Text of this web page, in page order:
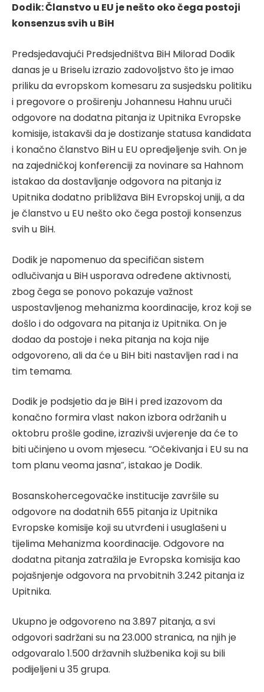
Dodik: Članstvo u EU je nešto oko čega postoji
konsenzus svih u BiH
Predsjedavajući Predsjedništva BiH Milorad Dodik
danas je u Briselu izrazio zadovoljstvo što je imao
priliku da evropskom komesaru za susjedsku politiku
i pregovore o proširenju Johannesu Hahnu uruči
odgovore na dodatna pitanja iz Upitnika Evropske
komisije, istakavši da je dostizanje statusa kandidata
i konačno članstvo BiH u EU opredjeljenje svih. On je
na zajedničkoj konferenciji za novinare sa Hahnom
istakao da dostavljanje odgovora na pitanja iz
Upitnika dodatno približava BiH Evropskoj uniji, a da
je članstvo u EU nešto oko čega postoji konsenzus
svih u BiH.
Dodik je napomenuo da specifičan sistem
odlučivanja u BiH usporava određene aktivnosti,
zbog čega se ponovo pokazuje važnost
uspostavljenog mehanizma koordinacije, kroz koji se
došlo i do odgovara na pitanja iz Upitnika. On je
dodao da postoje i neka pitanja na koja nije
odgovoreno, ali da će u BiH biti nastavljen rad i na
tim temama.
Dodik je podsjetio da je BiH i pred izazovom da
konačno formira vlast nakon izbora održanih u
oktobru prošle godine, izrazivši uvjerenje da će to
biti učinjeno u ovom mjesecu. “Očekivanja i EU su na
tom planu veoma jasna”, istakao je Dodik.
Bosanskohercegovačke institucije završile su
odgovore na dodatnih 655 pitanja iz Upitnika
Evropske komisije koji su utvrđeni i usuglašeni u
tijelima Mehanizma koordinacije. Odgovore na
dodatna pitanja zatražila je Evropska komisija kao
pojašnjenje odgovora na prvobitnih 3.242 pitanja iz
Upitnika.
Ukupno je odgovoreno na 3.897 pitanja, a svi
odgovori sadržani su na 23.000 stranica, na njih je
odgovaralo 1.500 državnih službenika koji su bili
podijeljeni u 35 grupa.